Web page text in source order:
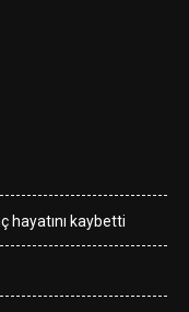
hayatını kaybetti